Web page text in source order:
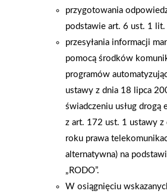
przygotowania
podstawie art. 6 ust. 1 lit.
przesyłania informacji
pomocą środków
programów
ustawy z dnia 18 lipca
świadczeniu usług drogą
z art. 172 ust. 1 ustawy
roku prawa
alternatywna) na
„RODO”.
W osiągnięciu